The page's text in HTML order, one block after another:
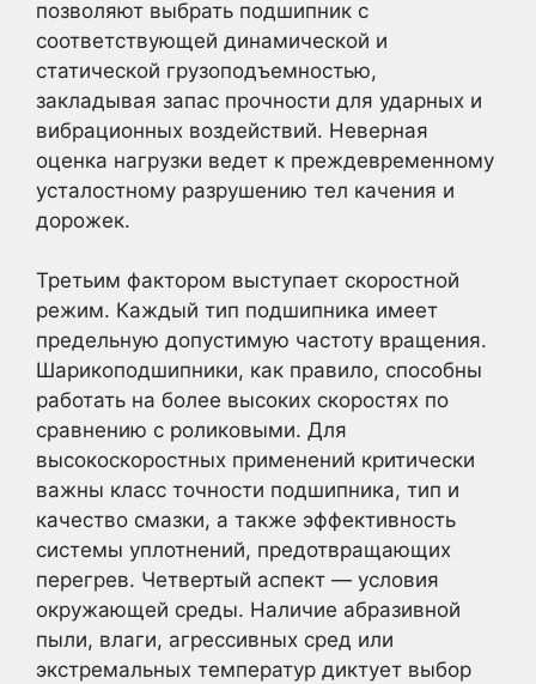
позволяют выбрать подшипник с
соответствующей динамической и
статической грузоподъемностью,
закладывая запас прочности для ударных и
вибрационных воздействий. Неверная
оценка нагрузки ведет к преждевременному
усталостному разрушению тел качения и
дорожек.
Третьим фактором выступает скоростной
режим. Каждый тип подшипника имеет
предельную допустимую частоту вращения.
Шарикоподшипники, как правило, способны
работать на более высоких скоростях по
сравнению с роликовыми. Для
высокоскоростных применений критически
важны класс точности подшипника, тип и
качество смазки, а также эффективность
системы уплотнений, предотвращающих
перегрев. Четвертый аспект — условия
окружающей среды. Наличие абразивной
пыли, влаги, агрессивных сред или
экстремальных температур диктует выбор